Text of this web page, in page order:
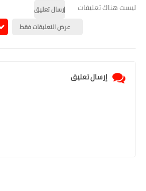
ليست هناك تعليقات
إرسال تعليق
عرض التعليقات فقط
إرسال تعليق